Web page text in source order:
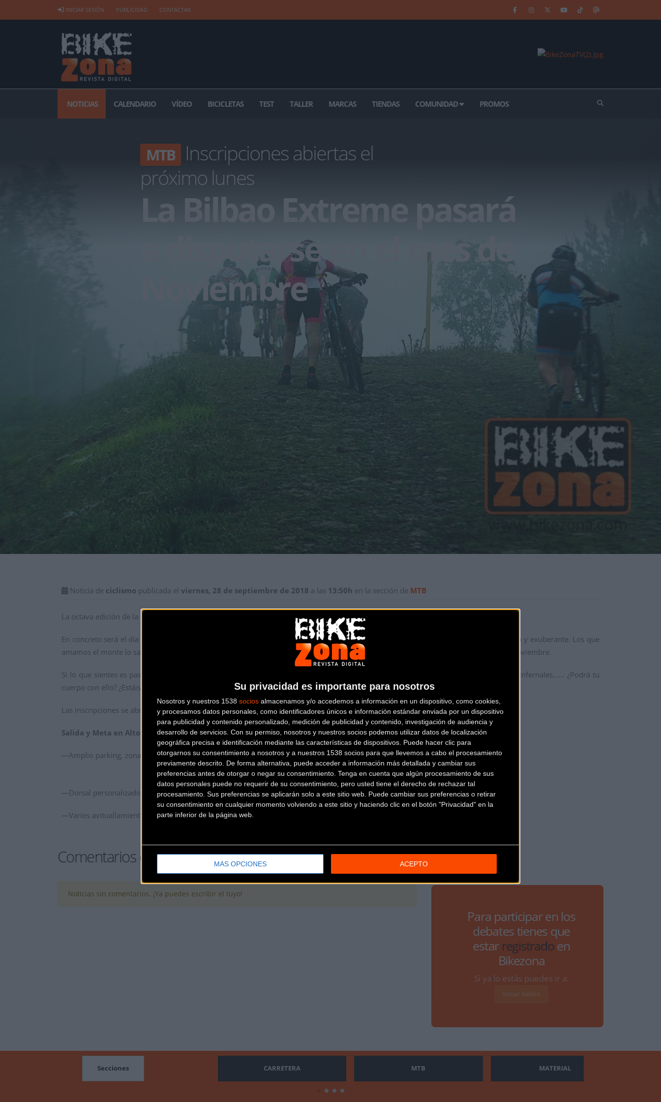
Su privacidad es importante para nosotros
Nosotros y nuestros 1538 socios almacenamos y/o accedemos a información en un dispositivo, como cookies,
y procesamos datos personales, como identificadores únicos e información estándar enviada por un dispositivo
para publicidad y contenido personalizado, medición de publicidad y contenido, investigación de audiencia y
desarrollo de servicios. Con su permiso, nosotros y nuestros socios podemos utilizar datos de localización
geográfica precisa e identificación mediante las características de dispositivos. Puede hacer clic para
otorgarnos su consentimiento a nosotros y a nuestros 1538 socios para que llevemos a cabo el procesamiento
previamente descrito. De forma alternativa, puede acceder a información más detallada y cambiar sus
preferencias antes de otorgar o negar su consentimiento. Tenga en cuenta que algún procesamiento de sus
datos personales puede no requerir de su consentimiento, pero usted tiene el derecho de rechazar tal
procesamiento. Sus preferencias se aplicarán solo a este sitio web. Puede cambiar sus preferencias o retirar
su consentimiento en cualquier momento volviendo a este sitio y haciendo clic en el botón "Privacidad" en la
parte inferior de la página web.
MÁS OPCIONES ACEPTO
INICIAR SESIÓN PUBLICIDAD CONTACTAR
NOTICIAS CALENDARIO VÍDEO BICICLETAS TEST TALLER MARCAS TIENDAS COMUNIDAD PROMOS
MTB Inscripciones abiertas el
próximo lunes
La Bilbao Extreme pasará
a disputarse en el mes de
Noviembre
Noticia de ciclismo publicada el viernes, 28 de septiembre de 2018 a las 13:50h en la sección de MTB
La octava edición de la Bilbao Extreme ya está aquí y en esta ocasión se pasa del caluroso mes de junio al más fresquito Noviembre.
En concreto será el día 25 en el que se podrá disfrutar de un Pagasarri más vivo que nunca, verde, húmedo, frondoso, boscoso, denso y exuberante. Los que
amamos el monte lo sabemos, esta es la esencia del verde de Bilbao y vamos a disfrutarla juntos y juntas e
l próximo domingo 25 de noviembre.
Si lo que sientes es pasión por la BTT aquí tienes un reto a tu medida, la Bilbao Extreme se transforma llevándote por unos caminos infernales…… ¿Podrá tu
cuerpo con ello? ¿Estáis preparad@s para tanto esfuerzo? Descúbrelo tu mismo participando en esta espectacular edición.
Las inscripciones se abren el 1 de octubre. Toda la información la tienes en la web oficial del evento, entra enwww.bilbaoextreme.com
Salida y Meta en Alto Kobetas, Bilbao.
—Amplio parking, zona de exposición, karchers, cuartos de baño, autocaravanas… Todo con Bilbao de fondo.
—Dorsal personalizado, control de tiempos, premios, regalos, sorteos…
—Varios avituallamientos en ruta.
Comentarios de la Noticia
Noticias sin comentarios. ¡Ya puedes escribir el tuyo!
Para participar en los
debates tienes que
estar registradoen
Bikezona
Si ya lo estás puedes ir a:
Iniciar Sesión
Secciones CARRETERA MTB MATERIAL